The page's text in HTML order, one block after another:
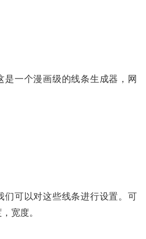
是一个漫画级的线条生成器，网
们可以对这些线条进行设置。可
宽度。